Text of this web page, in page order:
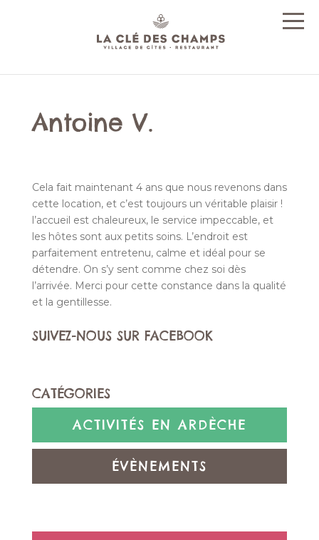
Antoine V.
Cela fait maintenant 4 ans que nous revenons dans
cette location, et c’est toujours un véritable plaisir !
l’accueil est chaleureux, le service impeccable, et
les hôtes sont aux petits soins. L’endroit est
parfaitement entretenu, calme et idéal pour se
détendre. On s’y sent comme chez soi dès
l’arrivée. Merci pour cette constance dans la qualité
et la gentillesse.
SUIVEZ-NOUS SUR FACEBOOK
CATÉGORIES
ACTIVITÉS EN ARDÈCHE
ÉVÈNEMENTS